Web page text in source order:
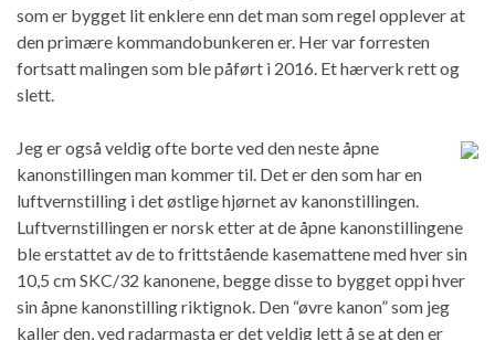
som er bygget lit enklere enn det man som regel opplever at
den primære kommandobunkeren er. Her var forresten
fortsatt malingen som ble påført i 2016. Et hærverk rett og
slett.
Jeg er også veldig ofte borte ved den neste åpne
kanonstillingen man kommer til. Det er den som har en
luftvernstilling i det østlige hjørnet av kanonstillingen.
Luftvernstillingen er norsk etter at de åpne kanonstillingene
ble erstattet av de to frittstående kasemattene med hver sin
10,5 cm SKC/32 kanonene, begge disse to bygget oppi hver
sin åpne kanonstilling riktignok. Den “øvre kanon” som jeg
kaller den, ved radarmasta er det veldig lett å se at den er